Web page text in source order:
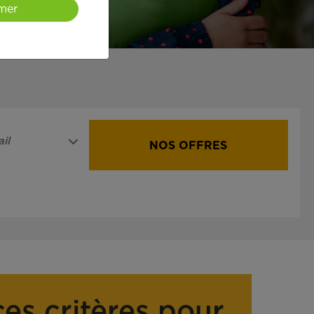
NOS OFFRES